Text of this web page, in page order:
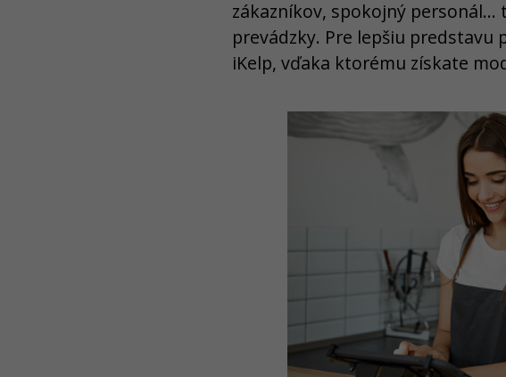
zákazníkov, spokojný personál...
prevádzky. Pre lepšiu
iKelp, vďaka ktorému získate